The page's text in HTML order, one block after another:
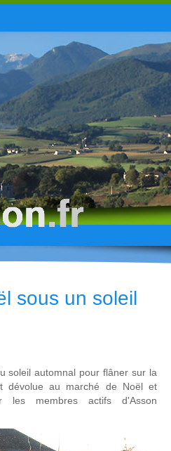
sous un soleil
soleil automnal pour flâner sur la
dévolue au marché de Noël et
les membres actifs d'Asson